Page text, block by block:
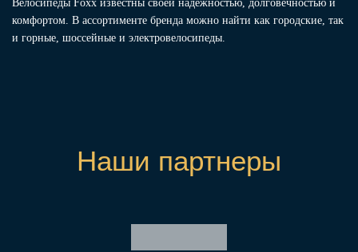
Велосипеды Foxx известны своей надежностью, долговечностью и
комфортом. В ассортименте бренда можно найти как городские, так
и горные, шоссейные и электровелосипеды.
Наши партнеры